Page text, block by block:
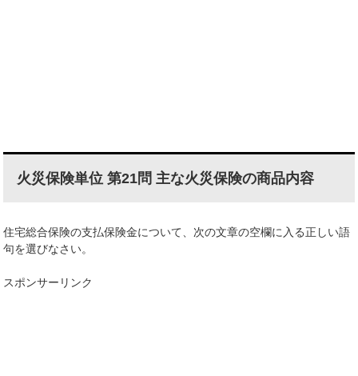
火災保険単位 第21問 主な火災保険の商品内容
住宅総合保険の支払保険金について、次の文章の空欄に入る正しい語
句を選びなさい。
スポンサーリンク